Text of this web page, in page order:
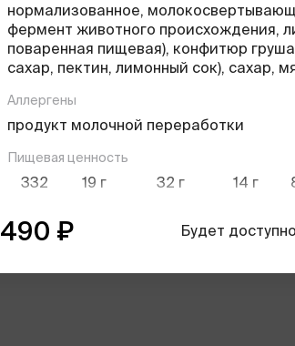
нормализованное,
фермент животного происхождения,
поваренная пищевая), конфитюр
сахар, пектин, лимонный сок), сахар,
Аллергены
продукт молочной переработки
Пищевая ценность
332 19 г 32 г 14 г
490 ₽ Будет